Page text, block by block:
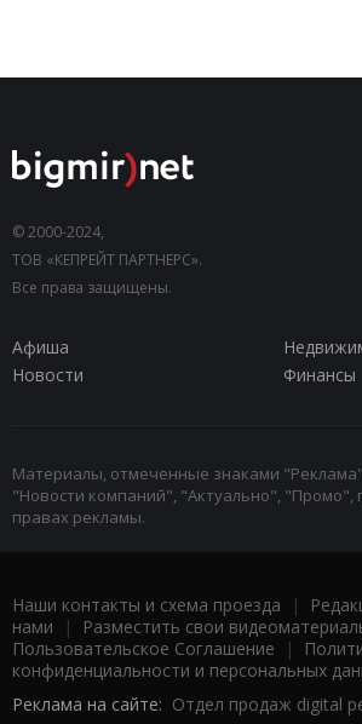
© 2000-2024,
ТОВ «КЕПРЕЙТ ПАРТНЕРС».
Все права защищены.
Афиша
Новости
Финансы
Материалы, отмеченные знаками
"Новости компаний", "Актуально", "Промо",
правах рекламы.
Наши контакты и схема проезда |
нами | Разместить свои
Пользовательское Соглашение |
конфиденциальности и персональных
Реклама на сайте: Отдел продаж digital